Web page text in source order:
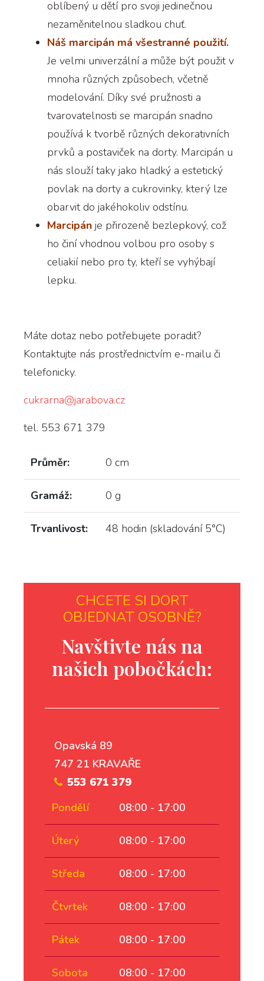
oblíbený u dětí pro svoji jedinečnou
nezaměnitelnou sladkou chuť.
Náš marcipán má všestranné použití.
Je velmi univerzální a může být použit v
mnoha různých způsobech, včetně
modelování. Díky své pružnosti a
tvarovatelnosti se marcipán snadno
používá k tvorbě různých dekorativních
prvků a postaviček na dorty. Marcipán u
nás slouží taky jako hladký a estetický
povlak na dorty a cukrovinky, který lze
obarvit do jakéhokoliv odstínu.
Marcipán je přirozeně bezlepkový, což
ho činí vhodnou volbou pro osoby s
celiakií nebo pro ty, kteří se vyhýbají
lepku.
Máte dotaz nebo potřebujete poradit?
Kontaktujte nás prostřednictvím e-mailu či
telefonicky.
cukrarna@jarabova.cz
tel. 553 671 379
Průměr: 0 cm
Gramáž: 0 g
Trvanlivost: 48 hodin (skladování 5°C)
CHCETE SI DORT
OBJEDNAT OSOBNĚ?
Navštivte nás na
našich pobočkách:
Opavská 89
747 21 KRAVAŘE
553 671 379
Pondělí
08:00 - 17:00
Úterý 08:00 - 17:00
Středa 08:00 - 17:00
Čtvrtek 08:00 - 17:00
Pátek 08:00 - 17:00
Sobota 08:00 - 17:00